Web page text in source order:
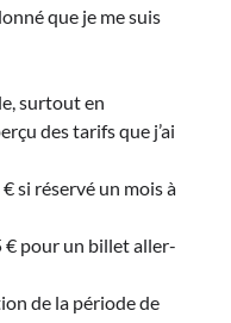
que je me suis
surtout en
des tarifs que j’ai
si réservé un mois à
pour un billet aller-
de la période de